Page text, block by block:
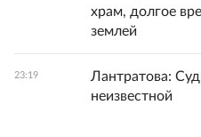
храм, долгое
землей
23:19
Лантратова:
неизвестной